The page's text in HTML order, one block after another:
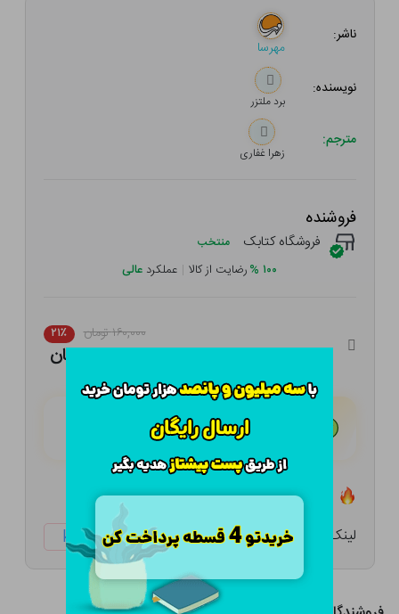
ناشر:
مهرسا
نویسنده:
برد ملتزر
مترجم:
زهرا غفاری
فروشنده
فروشگاه کتابک منتخب
۱۰۰ %رضایت از کالا | عملکرد عالی
۱۶۰,۰۰۰ تومان ۲۱٪
۱۲۶,۴۰۰ تومان
هـر قسط با تــرب‌پــی:
تعداد ۶ عدد در انبار موجود است
لینک کوتاه: ketabtala.com/sbp-41475